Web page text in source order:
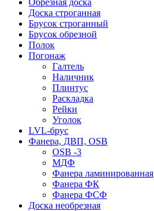
Обрезная доска
Доска строганная
Брусок строганный
Брусок обрезной
Полок
Погонаж
Галтель
Наличник
Плинтус
Раскладка
Рейки
Уголок
LVL-брус
Фанера, ДВП, OSB
OSB -3
МДФ
Фанера ламинированная
Фанера ФК
Фанера ФСФ
Доска необрезная